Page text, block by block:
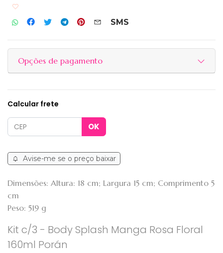
SMS
Opções de pagamento
Calcular frete
Avise-me se o preço baixar
Dimensões: Altura: 18 cm; Largura 15 cm; Comprimento 5
cm
Peso: 519 g
Kit c/3 - Body Splash Manga Rosa Floral
160ml Porán